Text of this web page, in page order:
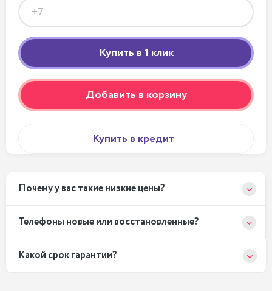
Добавить в корзину
Купить в кредит
Почему у вас такие низкие цены?
Телефоны новые или восстановленные?
Какой срок гарантии?